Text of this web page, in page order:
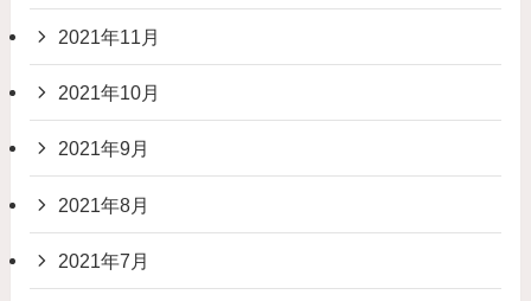
2021年11月
2021年10月
2021年9月
2021年8月
2021年7月